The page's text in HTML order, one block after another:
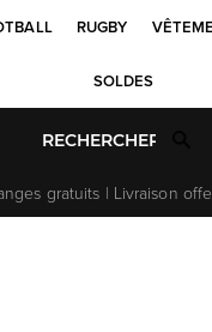
RUGBY
SOLDES
gratuits | Livraison